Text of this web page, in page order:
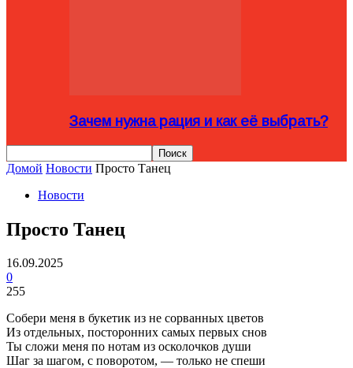
Зачем нужна рация и как её выбрать?
Домой Новости Просто Танец
Новости
Просто Танец
16.09.2025
0
255
Собери меня в букетик из не сорванных цветов
Из отдельных, посторонних самых первых снов
Ты сложи меня по нотам из осколочков души
Шаг за шагом, с поворотом, — только не спеши